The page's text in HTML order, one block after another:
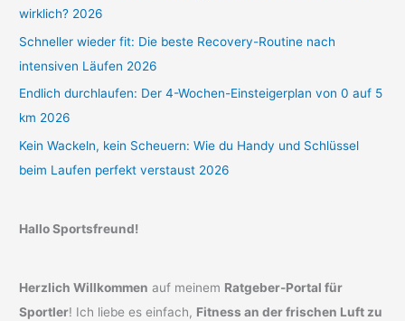
wirklich? 2026
Schneller wieder fit: Die beste Recovery-Routine nach
intensiven Läufen 2026
Endlich durchlaufen: Der 4-Wochen-Einsteigerplan von 0 auf 5
km 2026
Kein Wackeln, kein Scheuern: Wie du Handy und Schlüssel
beim Laufen perfekt verstaust 2026
Hallo Sportsfreund!
Herzlich Willkommen auf meinem Ratgeber-Portal für
Sportler! Ich liebe es einfach, Fitness an der frischen Luft zu